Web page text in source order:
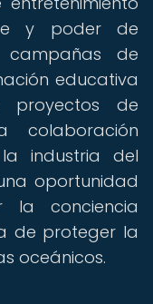
y poder de
campañas de
educativa
de
colaboración
industria del
oportunidad
la conciencia
de proteger la
oceánicos.